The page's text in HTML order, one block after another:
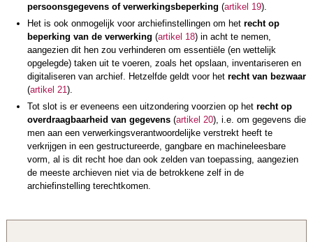
persoonsgegevens of verwerkingsbeperking (artikel 19).
Het is ook onmogelijk voor archiefinstellingen om het recht op
beperking van de verwerking (artikel 18) in acht te nemen,
aangezien dit hen zou verhinderen om essentiële (en wettelijk
opgelegde) taken uit te voeren, zoals het opslaan, inventariseren en
digitaliseren van archief. Hetzelfde geldt voor het recht van bezwaar
(artikel 21).
Tot slot is er eveneens een uitzondering voorzien op het recht op
overdraagbaarheid van gegevens(artikel 20), i.e. om gegevens die
men aan een verwerkingsverantwoordelijke verstrekt heeft te
verkrijgen in een gestructureerde, gangbare en machineleesbare
vorm, al is dit recht hoe dan ook zelden van toepassing, aangezien
de meeste archieven niet via de betrokkene zelf in de
archiefinstelling terechtkomen.